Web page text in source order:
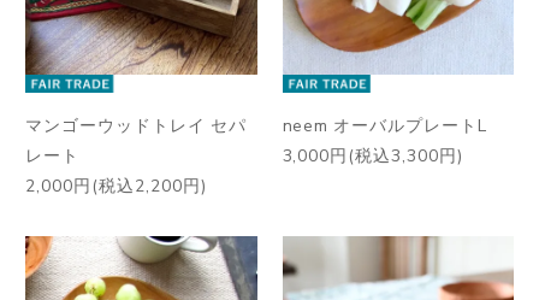
マンゴーウッドトレイ セパ
レート
2,000円(税込2,200円)
neem オーバルプレートL
3,000円(税込3,300円)